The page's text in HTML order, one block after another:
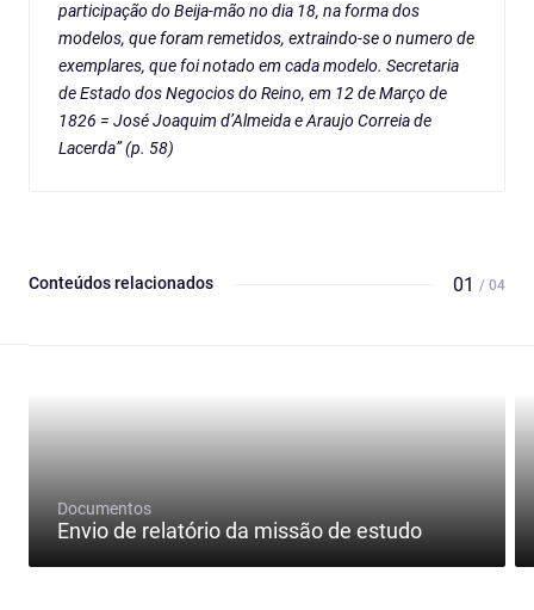
participação do Beija-mão no dia 18, na forma dos
modelos, que foram remetidos, extraindo-se o numero de
exemplares, que foi notado em cada modelo. Secretaria
de Estado dos Negocios do Reino, em 12 de Março de
1826 = José Joaquim d’Almeida e Araujo Correia de
Lacerda” (p. 58)
Conteúdos relacionados 01 / 04
Documentos
Envio de relatório da missão de estudo